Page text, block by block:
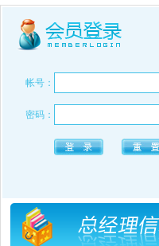
帐号：
密码：